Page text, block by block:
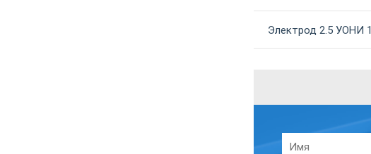
Электрод 2.5 УОНИ